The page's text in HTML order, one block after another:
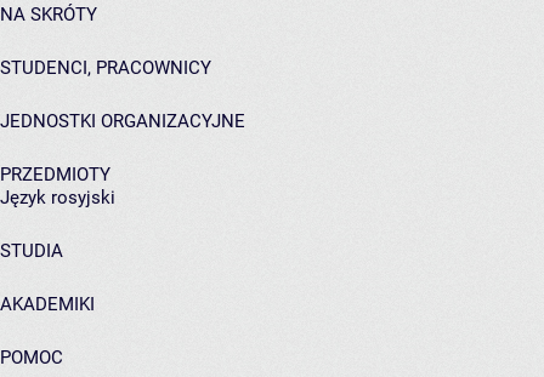
NA SKRÓTY
STUDENCI, PRACOWNICY
JEDNOSTKI ORGANIZACYJNE
PRZEDMIOTY
Język rosyjski
STUDIA
AKADEMIKI
POMOC